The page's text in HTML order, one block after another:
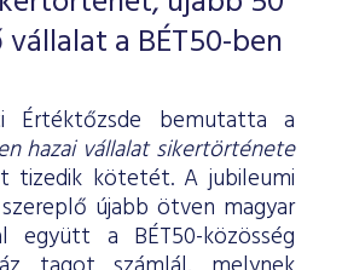
a BÉT50-ben
Értéktőzsde bemutatta a
hazai vállalat sikertörténete
tizedik kötetét. A jubileumi
újabb ötven magyar
együtt a BÉT50-közösség